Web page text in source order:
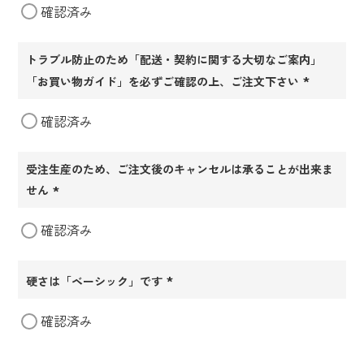
須)
確認済み
トラブル防止のため「配送・契約に関する大切なご案内」
「お買い物ガイド」を必ずご確認の上、ご注文下さい
確認済み
受注生産のため、ご注文後のキャンセルは承ることが出来ま
せん
須)
確認済み
硬さは「ベーシック」です
確認済み